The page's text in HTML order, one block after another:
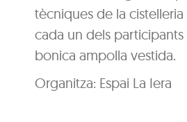
tècniques de la
cada un dels participants
bonica ampolla vestida.
Organitza: Espai La Iera